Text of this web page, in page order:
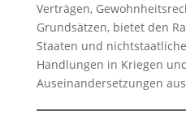
Verträgen,
Grundsätzen, bietet den
Staaten und
Handlungen in Kriegen
Auseinandersetzungen